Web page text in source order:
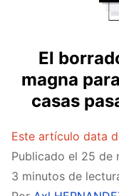
El
magna
casas
Este artículo data
Publicado el 25 de
3 minutos de